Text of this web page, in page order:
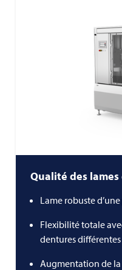
Qualité des
Lame robuste
Flexibilité totale
dentures différentes
Augmentation de